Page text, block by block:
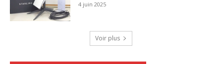
4 juin 2025
Voir plus